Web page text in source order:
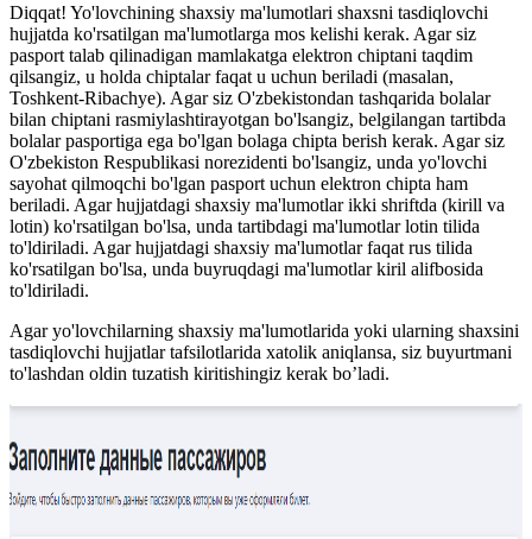
Diqqat! Yo'lovchining shaxsiy ma'lumotlari shaxsni tasdiqlovchi
hujjatda ko'rsatilgan ma'lumotlarga mos kelishi kerak. Agar siz
pasport talab qilinadigan mamlakatga elektron chiptani taqdim
qilsangiz, u holda chiptalar faqat u uchun beriladi (masalan,
Toshkent-Ribachye). Agar siz O'zbekistondan tashqarida bolalar
bilan chiptani rasmiylashtirayotgan bo'lsangiz, belgilangan tartibda
bolalar pasportiga ega bo'lgan bolaga chipta berish kerak. Agar siz
O'zbekiston Respublikasi norezidenti bo'lsangiz, unda yo'lovchi
sayohat qilmoqchi bo'lgan pasport uchun elektron chipta ham
beriladi. Agar hujjatdagi shaxsiy ma'lumotlar ikki shriftda (kirill va
lotin) ko'rsatilgan bo'lsa, unda tartibdagi ma'lumotlar lotin tilida
to'ldiriladi. Agar hujjatdagi shaxsiy ma'lumotlar faqat rus tilida
ko'rsatilgan bo'lsa, unda buyruqdagi ma'lumotlar kiril alifbosida
to'ldiriladi.
Agar yo'lovchilarning shaxsiy ma'lumotlarida yoki ularning shaxsini
tasdiqlovchi hujjatlar tafsilotlarida xatolik aniqlansa, siz buyurtmani
to'lashdan oldin tuzatish kiritishingiz kerak bo’ladi.